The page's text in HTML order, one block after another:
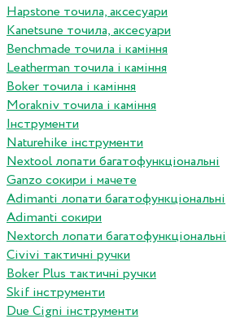
Hapstone точила, аксесуари
Kanetsune точила, аксесуари
Benchmade точила і каміння
Leatherman точила і каміння
Boker точила і каміння
Morakniv точила і каміння
Інструменти
Naturehike інструменти
Nextool лопати багатофункціональні
Ganzo сокири і мачете
Adimanti лопати багатофункціональні
Adimanti сокири
Nextorch лопати багатофункціональні
Сivivi тактичні ручки
Boker Plus тактичні ручки
Skif інструменти
Due Cigni інструменти